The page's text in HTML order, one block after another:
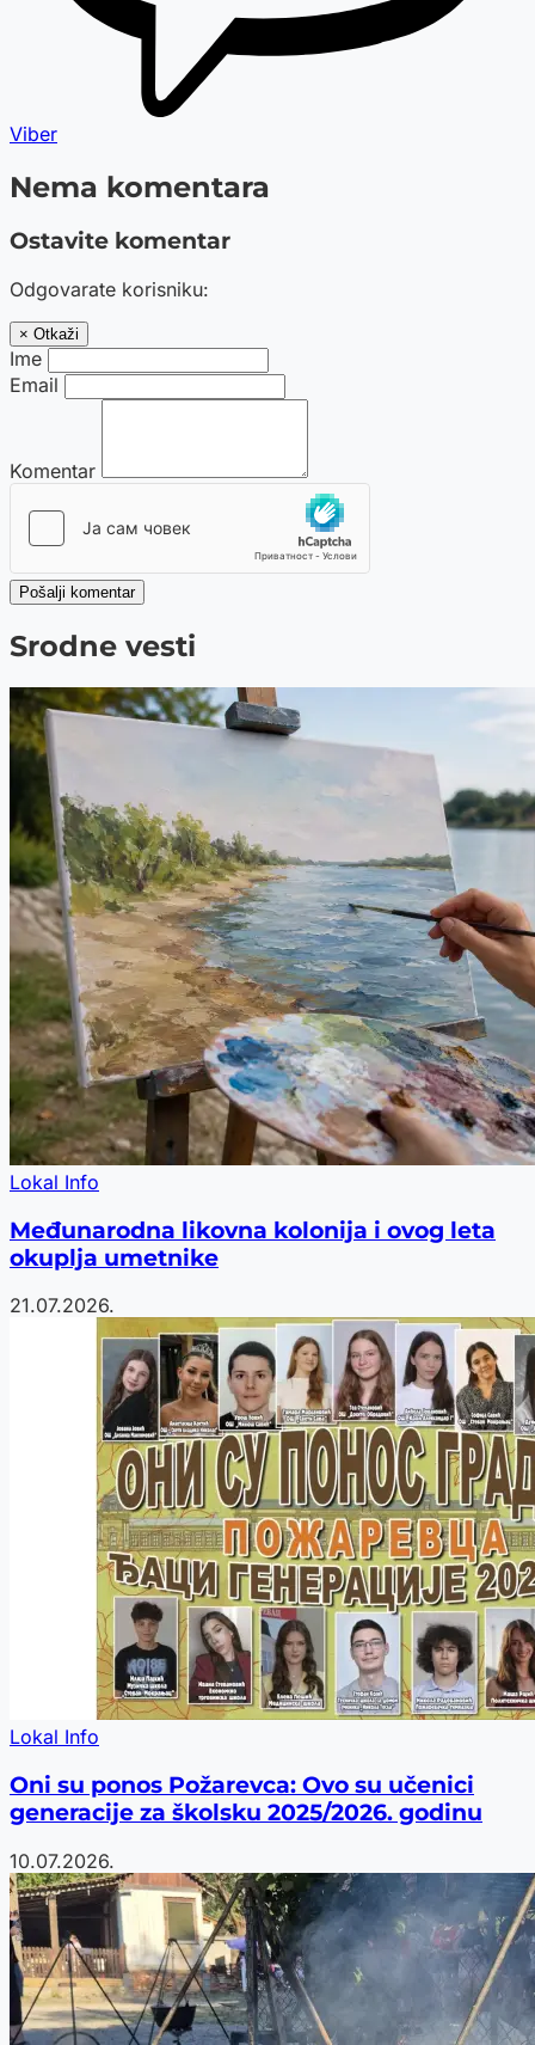
Viber
Nema komentara
Ostavite komentar
Odgovarate korisniku:
× Otkaži
Ime
Email
Komentar
Pošalji komentar
Srodne vesti
Lokal Info
Međunarodna likovna kolonija i ovog leta
okuplja umetnike
21.07.2026.
Lokal Info
Oni su ponos Požarevca: Ovo su učenici
generacije za školsku 2025/2026. godinu
10.07.2026.